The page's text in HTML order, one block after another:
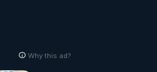
Why this ad?